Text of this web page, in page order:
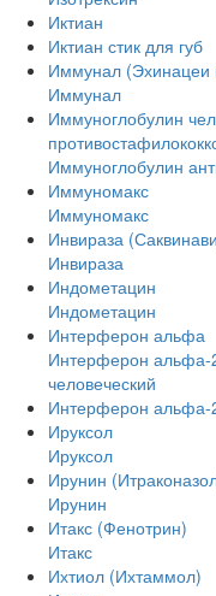
Иктиан
Иктиан стик для губ
Иммунал (Эхинацеи
Иммунал
Иммуноглобулин
Иммуноглобулин
Иммуномакс
Иммуномакс
Инвираза
Инвираза
Индометацин
Индометацин
Интерферон альфа
Интерферон альфа-
человеческий
Интерферон альфа-
Ируксол
Ируксол
Ирунин
Ирунин
Итакс (Фенотрин)
Итакс
Ихтиол (Ихтаммол)